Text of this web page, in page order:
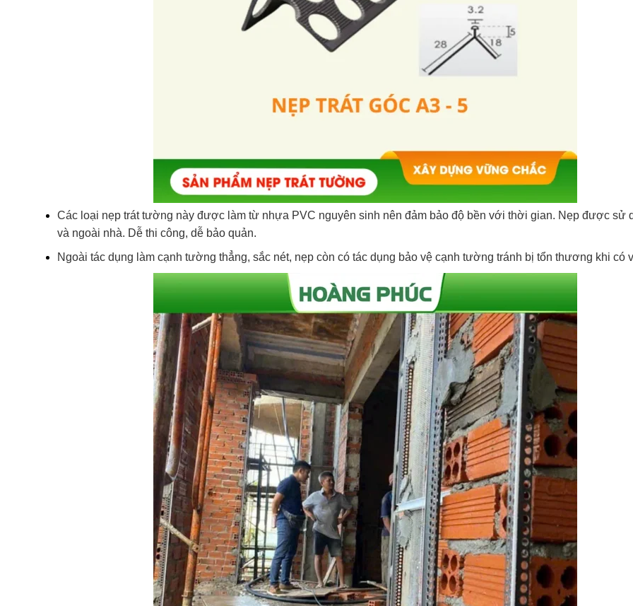
Các loại nẹp trát tường này được làm từ nhựa PVC nguyên sinh nên đảm bảo độ bền với thời gian. Nẹp được sử
và ngoài nhà. Dễ thi công, dễ bảo quản.
Ngoài tác dụng làm cạnh tường thẳng, sắc nét, nẹp còn có tác dụng bảo vệ cạnh tường tránh bị tổn thương khi có